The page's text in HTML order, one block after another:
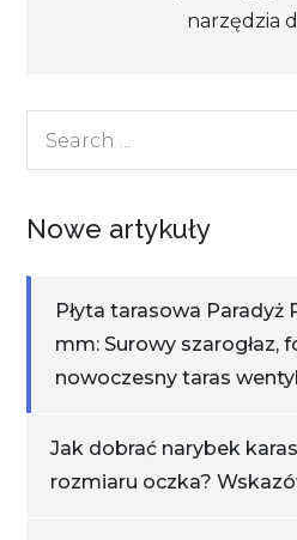
narzędzia
Nowe artykuły
Płyta tarasowa Paradyż
mm: Surowy szarogłaz,
nowoczesny taras
Jak dobrać narybek
rozmiaru oczka?